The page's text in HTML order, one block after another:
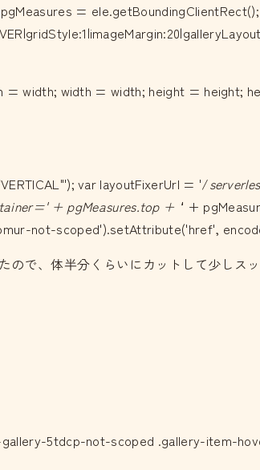
=
= width; width = width; height = height;
var layoutFixerUrl = '/
+ pgMeasures.top + '' +
not-scoped').setAttribute('href',
ので、体半分くらいにカットして少しス
5tdcp-not-scoped .gallery-item-